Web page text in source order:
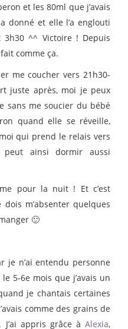
et les 80ml que j’avais
donné et elle l’a englouti
3h30 ^^ Victoire ! Depuis
comme ça.
me coucher vers 21h30-
juste après, moi je peux
sans me soucier du bébé
quand elle se réveille,
qui prend le relais vers
ainsi dormir aussi
pour la nuit ! Et c’est
m’absenter quelques
🙂
je n’ai entendu personne
5-6e mois que j’avais un
je chantais certaines
comme des grains de
appris grâce à Alexia,